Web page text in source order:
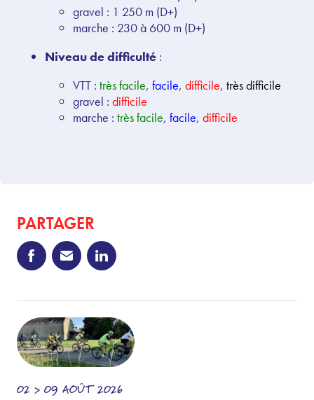
gravel : 1 250 m (D+)
marche : 230à 600 m (D+)
Niveau de difficulté :
VTT : très facile, facile, difficile, très difficile
gravel : difficile
marche : très facile, facile, difficile
PARTAGER
02 > 09 AOÛT 2026